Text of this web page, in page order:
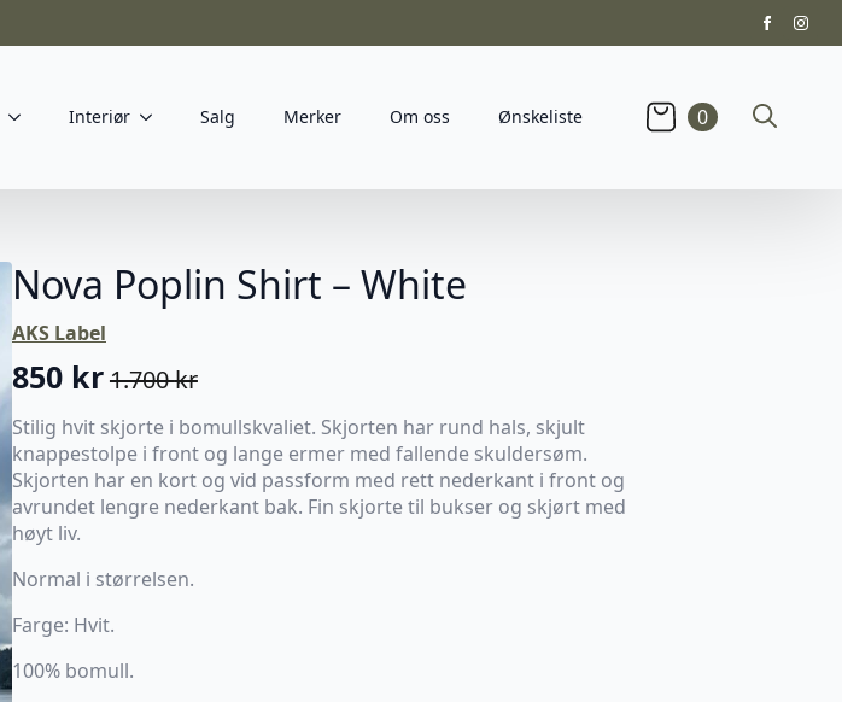
Interiør Salg Merker Om oss Ønskeliste
0
for:
Nova Poplin Shirt – White
AKS Label
1.700kr
Opprinnelig
pris
var:
1.700 kr.
850 kr
Nåværende
pris
er:
850 kr.
Stilig hvit skjorte i bomullskvaliet. Skjorten har rund hals, skjult
knappestolpe i front og lange ermer med fallende skuldersøm.
Skjorten har en kort og vid passform med rett nederkant i front og
avrundet lengre nederkant bak. Fin skjorte til bukser og skjørt med
høyt liv.
Normal i størrelsen.
Farge: Hvit.
100% bomull.